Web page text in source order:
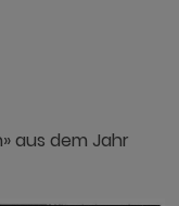
aus dem Jahr